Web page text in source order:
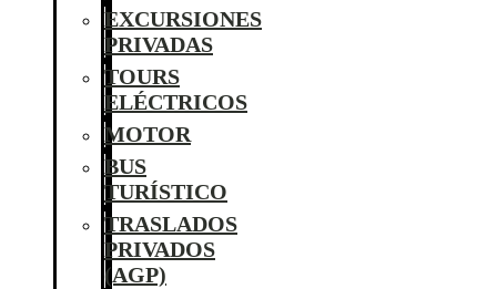
EXCURSIONES
PRIVADAS
TOURS
ELÉCTRICOS
MOTOR
BUS
TURÍSTICO
TRASLADOS
PRIVADOS
(AGP)